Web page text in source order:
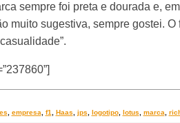
sempre foi preta e dourada e,
muito sugestiva, sempre gostei.
empresa f1 Haas jps logotipo, lotus marca